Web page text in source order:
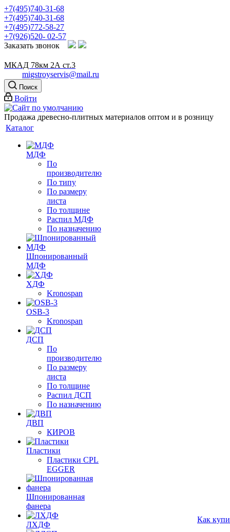
+7(495)740-31-68
+7(495)740-31-68
+7(495)772-58-27
+7(926)520- 02-57
Заказать звонок
МКАД 78км 2А ст.3
migstroyservis@mail.ru
Поиск
Войти
Продажа древесно-плитных материалов оптом и в розницу
Каталог
МДФ
По
производителю
По типу
По размеру
листа
По толщине
Распил МДФ
По назначению
Шпонированный
МДФ
ХДФ
Kronospan
OSB-3
Kronospan
ДСП
По
производителю
По размеру
листа
По толщине
Распил ДСП
По назначению
ДВП
КИРОВ
Пластики
Пластики CPL
EGGER
Шпонированная
фанера
ЛХДФ
Как